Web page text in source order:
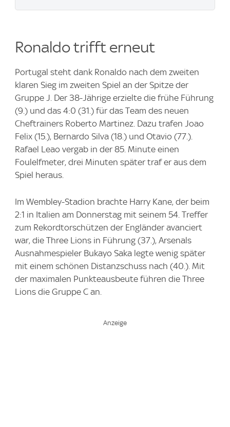
Ronaldo trifft erneut
Portugal steht dank Ronaldo nach dem zweiten
klaren Sieg im zweiten Spiel an der Spitze der
Gruppe J. Der 38-Jährige erzielte die frühe Führung
(9.) und das 4:0 (31.) für das Team des neuen
Cheftrainers Roberto Martinez. Dazu trafen Joao
Felix (15.), Bernardo Silva (18.) und Otavio (77.).
Rafael Leao vergab in der 85. Minute einen
Foulelfmeter, drei Minuten später traf er aus dem
Spiel heraus.
Im Wembley-Stadion brachte Harry Kane, der beim
2:1 in Italien am Donnerstag mit seinem 54. Treffer
zum Rekordtorschützen der Engländer avanciert
war, die Three Lions in Führung (37.), Arsenals
Ausnahmespieler Bukayo Saka legte wenig später
mit einem schönen Distanzschuss nach (40.). Mit
der maximalen Punkteausbeute führen die Three
Lions die Gruppe C an.